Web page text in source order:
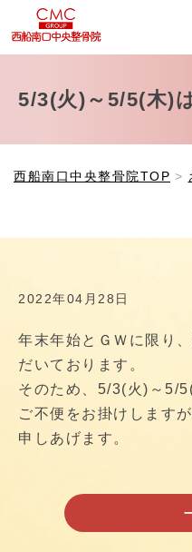
5/3(火)～5/5(木)
西船南口中央整骨院TOP
2022年04月28日
年末年始とＧＷに限り
だいております。
そのため、5/3(火)～5/
ご不便をお掛けします
申しあげます。